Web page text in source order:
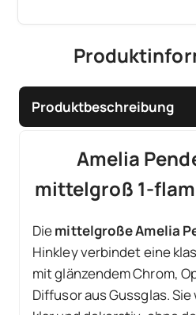
Produktbeschreibung
Amelia
mittelgroß 1-
Diemittelgroße Amelia
Hinkley verbindet eine
mit glänzendem Chrom,
Diffusor aus Gussglas.